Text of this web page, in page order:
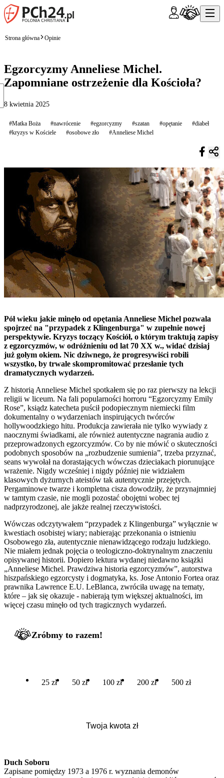
Strona główna Opinie
Egzorcyzmy Anneliese Michel.
Zapomniane ostrzeżenie dla Kościoła?
8 kwietnia 2025
#Matka Boża #nawrócenie #egzorcyzmy #szatan #opętanie
#diabeł
#kryzys w Kościele
#osobowe zło #Anneliese Michel
Pół wieku jakie minęło od opętania Anneliese Michel pozwala
spojrzeć na "przypadek z Klingenburga" w zupełnie nowej
perspektywie. Kryzys toczący Kościół, o którym traktują zapisy
z egzorcyzmów, w odróżnieniu od lat 70 XX w., widać dzisiaj
już gołym okiem. Nic dziwnego, że progresywiści robili
wszystko, by trwale skompromitować przesłanie tych
dramatycznych wydarzeń.
Z historią Anneliese Michel spotkałem się po raz pierwszy na lekcji
religii w liceum. Na fali popularności horroru “Egzorcyzmy Emily
Rose”, ksiądz katecheta puścił podopiecznym niemiecki film
dokumentalny o wydarzeniach inspirujących twórców
hollywoodzkiego hitu. Produkcja zawierała nie tylko wywiady z
naocznymi świadkami, ale również autentyczne nagrania audio z
przeprowadzonych egzorcyzmów. Co by nie mówić o skuteczności
podobnych sposobów na „rozbudzenie sumienia”, trzeba przyznać,
seans wywołał na dorastających wówczas dzieciakach piorunujące
wrażenie. Nigdy wcześniej i nigdy później nie widziałem
klasowych dyżurnych ateistów tak autentycznie przejętych.
Pergaminowe twarze i kompletna cisza dowodziły, że przynajmniej
w tamtym czasie, nie mogli pozostać obojętni wobec tej
nadprzyrodzonej, ale jakże realnej rzeczywistości.
Wówczas odczytywałem “przypadek z Klingenburga” wyłącznie w
kwestiach osobistej wiary; nabierając przekonania o istnieniu
Osobowego zła, autentycznie nienawidzącego rodzaju ludzkiego.
Nie miałem jednak pojęcia o teologiczno-doktrynalnym znaczeniu
opisywanej historii. Dopiero lektura wydanej niedawno książki
„Anneliese Michel. Prawdziwa historia egzorcyzmów”, autorstwa
hiszpańskiego egzorcysty i dogmatyka, ks. Jose Antonio Fortea oraz
prawnika Lawrence E.U. LeBlanca, zwróciła uwagę na tematy,
które – jak się okazuje - nabierają tym większej aktualności, im
więcej czasu minęło od tych tragicznych wydarzeń.
Zróbmy to razem!
25 zł 50 zł 100 zł 200 zł 500 zł
Duch Soboru
Zapisane pomiędzy 1973 a 1976 r. wyznania demonów